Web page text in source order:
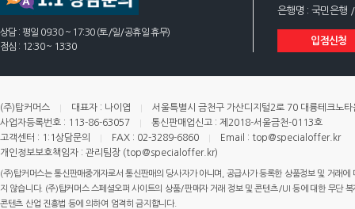
상담 : 평일 09:30 ~ 17:30 (토/일/공휴일 휴무)
점심 : 12:30 ~ 13:30
은행명 : 국민은행
입점신청
(주)탑커머스 대표자 : 나이엽
서울특별시 금천구 가산디지털2로 70 대륭테크노
사업자등록번호 : 113-86-63057
통신판매업신고 : 제2018-서울금천-0113호
고객센터 : 1:1상담문의
FAX : 02-3289-6860
Email : top@specialoffer.kr
개인정보보호책임자 : 관리팀장 (top@specialoffer.kr)
(주)탑커머스는 통신판매중개자로서 통신판매의 당사자가 아니며, 공급사가 등록한 상품정보 및 거래
지 않습니다. (주)탑커머스 스페셜오퍼 사이트의 상품/판매자 거래 정보 및 콘텐츠/UI 등에 대한 무단
콘텐츠 산업 진흥법 등에 의하여 엄격히 금지합니다.